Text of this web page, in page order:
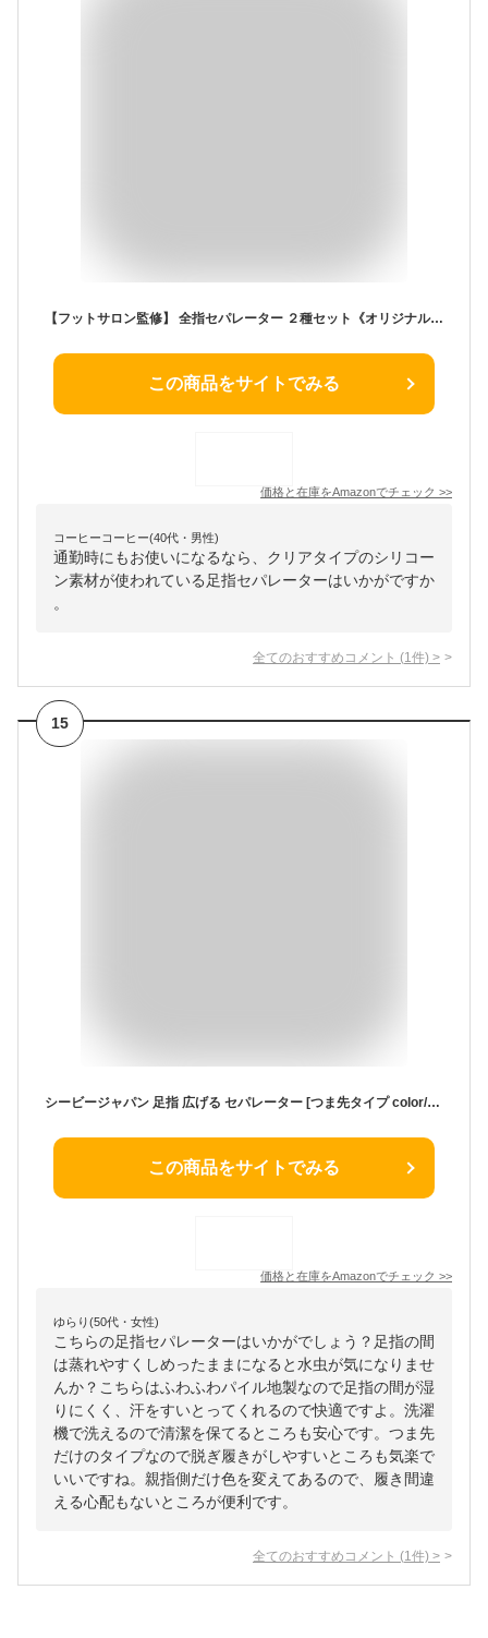
【フットサロン監修】 全指セパレーター ２種セット《オリジナル説明書付》 足指セパレーター 足指 広げる 足の指を広げるグッズ 足指開き 浮き指 寝指
この商品をサイトでみる
価格と在庫をAmazonでチェック >>
コーヒーコーヒー(40代・男性)
通勤時にもお使いになるなら、クリアタイプのシリコー
ン素材が使われている足指セパレーターはいかがですか
。
全てのおすすめコメント (1 件) >
15
シービージャパン 足指 広げる セパレーター [つま先タイプ color/ブルー] ふわふわパイルで優しい履き心地 洗濯機洗いOK 足指ストレッチ 足指オープンソックス つま先タイプ tutum
この商品をサイトでみる
価格と在庫をAmazonでチェック >>
ゆらり(50代・女性)
こちらの足指セパレーターはいかがでしょう？足指の間
は蒸れやすくしめったままになると水虫が気になりませ
んか？こちらはふわふわパイル地製なので足指の間が湿
りにくく、汗をすいとってくれるので快適ですよ。洗濯
機で洗えるので清潔を保てるところも安心です。つま先
だけのタイプなので脱ぎ履きがしやすいところも気楽で
いいですね。親指側だけ色を変えてあるので、履き間違
える心配もないところが便利です。
全てのおすすめコメント (1 件) >